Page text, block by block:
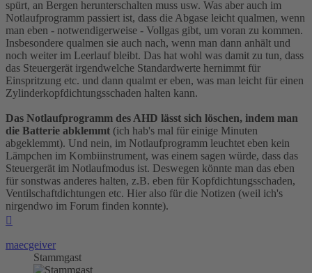
spürt, an Bergen herunterschalten muss usw. Was aber auch im
Notlaufprogramm passiert ist, dass die Abgase leicht qualmen, wenn
man eben - notwendigerweise - Vollgas gibt, um voran zu kommen.
Insbesondere qualmen sie auch nach, wenn man dann anhält und
noch weiter im Leerlauf bleibt. Das hat wohl was damit zu tun, dass
das Steuergerät irgendwelche Standardwerte hernimmt für
Einspritzung etc. und dann qualmt er eben, was man leicht für einen
Zylinderkopfdichtungsschaden halten kann.
Das Notlaufprogramm des AHD lässt sich löschen, indem man
die Batterie abklemmt (ich hab's mal für einige Minuten
abgeklemmt). Und nein, im Notlaufprogramm leuchtet eben kein
Lämpchen im Kombiinstrument, was einem sagen würde, dass das
Steuergerät im Notlaufmodus ist. Deswegen könnte man das eben
für sonstwas anderes halten, z.B. eben für Kopfdichtungsschaden,
Ventilschaftdichtungen etc. Hier also für die Notizen (weil ich's
nirgendwo im Forum finden konnte).
maecgeiver
Stammgast